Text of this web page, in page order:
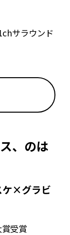
サラウンド
、のは
ケ×グラビ
賞受賞